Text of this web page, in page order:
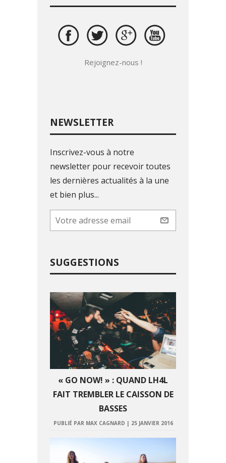
Rejoignez-nous !
NEWSLETTER
Inscrivez-vous à notre
newsletter pour recevoir toutes
les dernières actualités à la une
et bien plus...
SUGGESTIONS
« GO NOW! » : QUAND LH4L
FAIT TREMBLER LE CAISSON DE
BASSES
PUBLIÉ PAR MAX CAGNARD | 25 JANVIER 2016